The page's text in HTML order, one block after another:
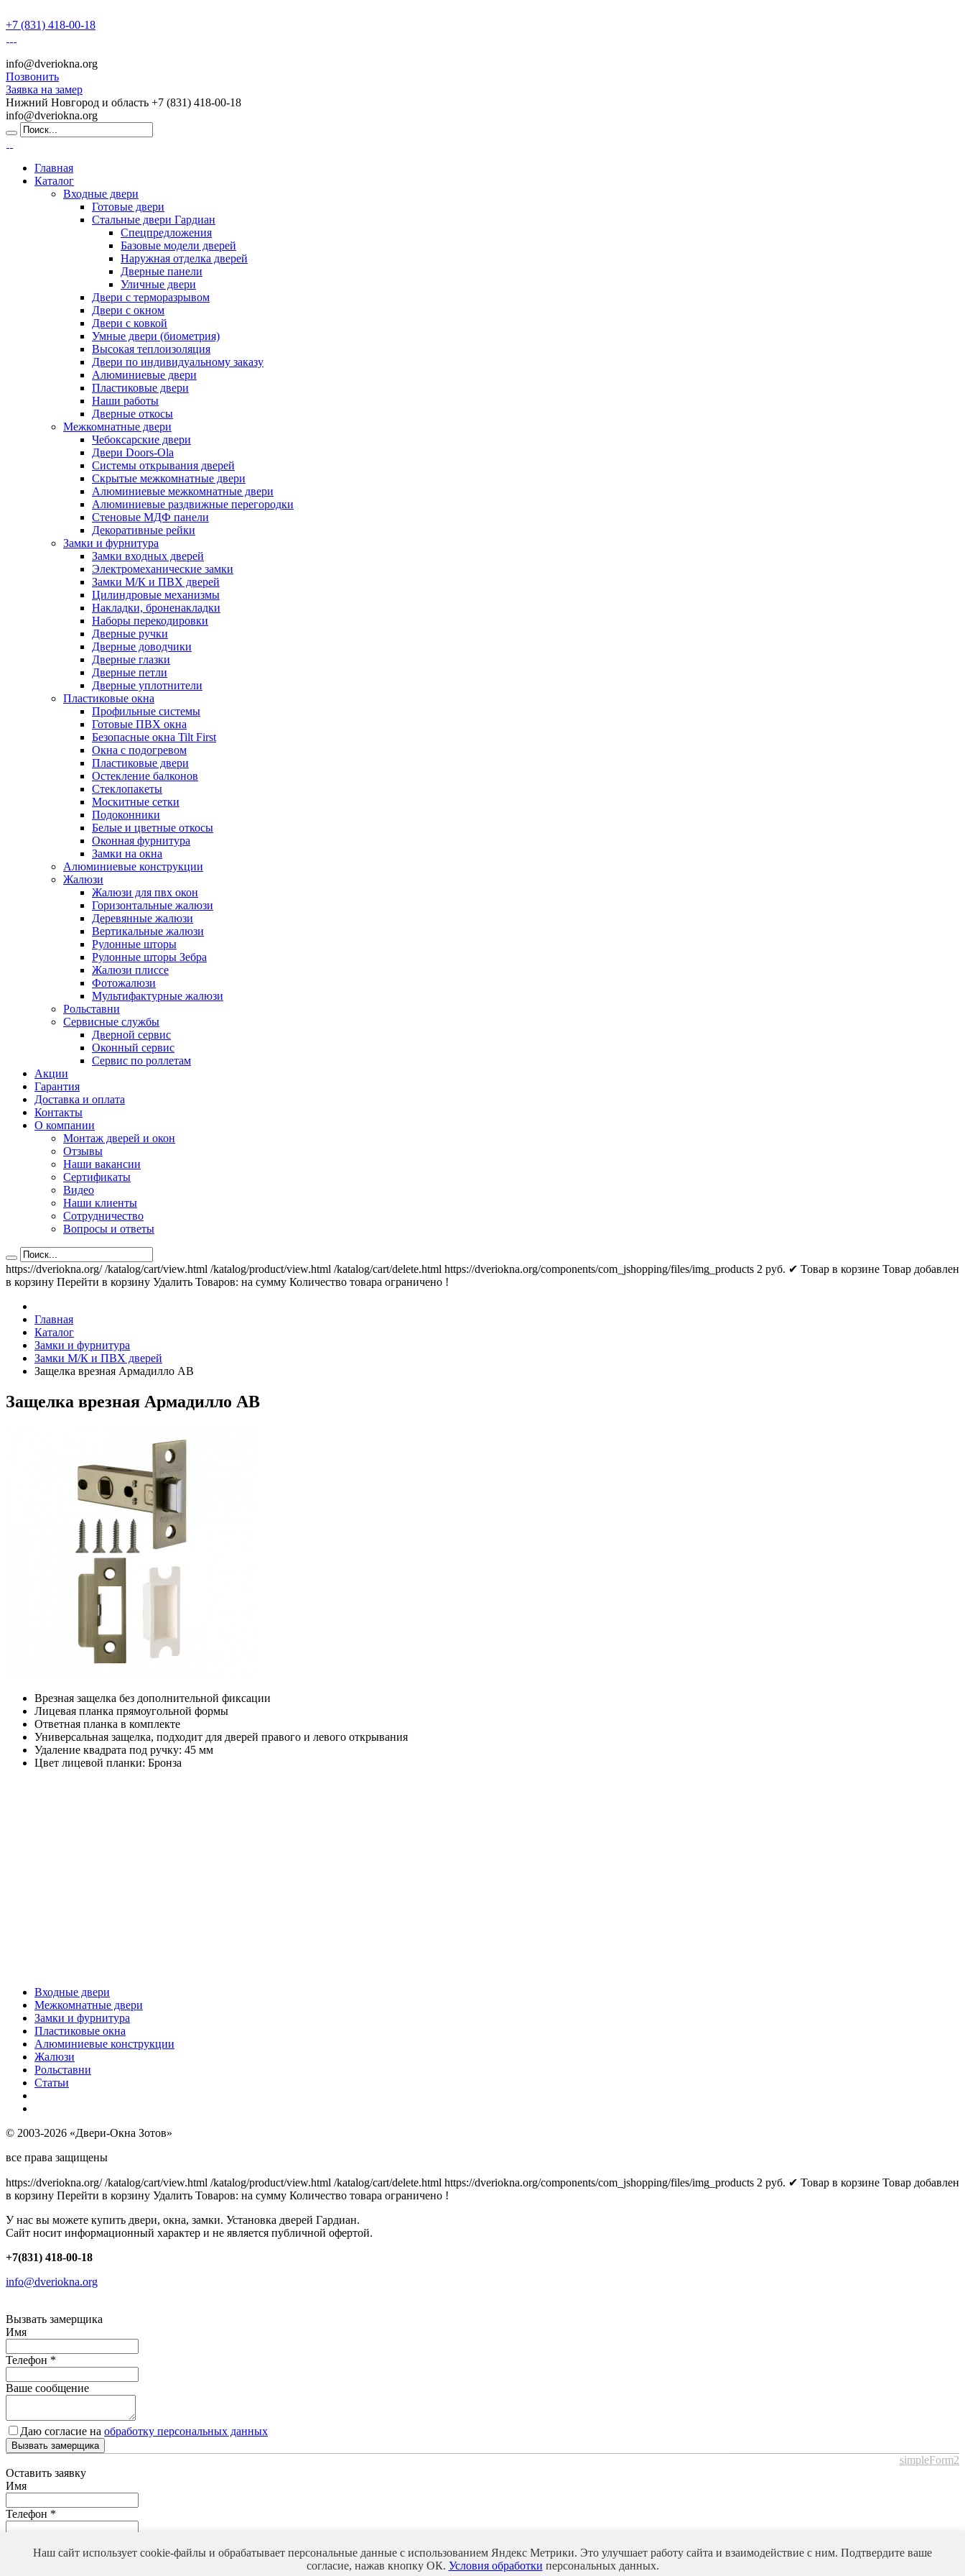
+7 (831) 418-00-18
info@dveriokna.org
Позвонить
Заявка на замер
Нижний Новгород и область +7 (831) 418-00-18
info@dveriokna.org
Главная
Каталог
Входные двери
Готовые двери
Стальные двери Гардиан
Спецпредложения
Базовые модели дверей
Наружная отделка дверей
Дверные панели
Уличные двери
Двери с терморазрывом
Двери с окном
Двери с ковкой
Умные двери (биометрия)
Высокая теплоизоляция
Двери по индивидуальному заказу
Алюминиевые двери
Пластиковые двери
Наши работы
Дверные откосы
Межкомнатные двери
Чебоксарские двери
Двери Doors-Ola
Системы открывания дверей
Скрытые межкомнатные двери
Алюминиевые межкомнатные двери
Алюминиевые раздвижные перегородки
Стеновые МДФ панели
Декоративные рейки
Замки и фурнитура
Замки входных дверей
Электромеханические замки
Замки М/К и ПВХ дверей
Цилиндровые механизмы
Накладки, броненакладки
Наборы перекодировки
Дверные ручки
Дверные доводчики
Дверные глазки
Дверные петли
Дверные уплотнители
Пластиковые окна
Профильные системы
Готовые ПВХ окна
Безопасные окна Tilt First
Окна с подогревом
Пластиковые двери
Остекление балконов
Стеклопакеты
Москитные сетки
Подоконники
Белые и цветные откосы
Оконная фурнитура
Замки на окна
Алюминиевые конструкции
Жалюзи
Жалюзи для пвх окон
Горизонтальные жалюзи
Деревянные жалюзи
Вертикальные жалюзи
Рулонные шторы
Рулонные шторы Зебра
Жалюзи плиссе
Фотожалюзи
Мультифактурные жалюзи
Рольставни
Сервисные службы
Дверной сервис
Оконный сервис
Сервис по роллетам
Акции
Гарантия
Доставка и оплата
Контакты
О компании
Монтаж дверей и окон
Отзывы
Наши вакансии
Сертификаты
Видео
Наши клиенты
Сотрудничество
Вопросы и ответы
https://dveriokna.org/ /katalog/cart/view.html /katalog/product/view.html /katalog/cart/delete.html https://dveriokna.org/components/com_jshopping/files/img_products 2 руб. ✔ Товар в корзине Товар добавлен
в корзину Перейти в корзину Удалить Товаров: на сумму Количество товара ограничено !
Главная
Каталог
Замки и фурнитура
Замки М/К и ПВХ дверей
Защелка врезная Армадилло AB
Защелка врезная Армадилло AB
Врезная защелка без дополнительной фиксации
Лицевая планка прямоугольной формы
Ответная планка в комплекте
Универсальная защелка, подходит для дверей правого и левого открывания
Удаление квадрата под ручку: 45 мм
Цвет лицевой планки: Бронза
Входные двери
Межкомнатные двери
Замки и фурнитура
Пластиковые окна
Алюминиевые конструкции
Жалюзи
Рольставни
Статьи
© 2003-2026 «Двери-Окна Зотов»
все права защищены
https://dveriokna.org/ /katalog/cart/view.html /katalog/product/view.html /katalog/cart/delete.html https://dveriokna.org/components/com_jshopping/files/img_products 2 руб. ✔ Товар в корзине Товар добавлен
в корзину Перейти в корзину Удалить Товаров: на сумму Количество товара ограничено !
У нас вы можете купить двери, окна, замки. Установка дверей Гардиан.
Сайт носит информационный характер и не является публичной офертой.
+7(831) 418-00-18
info@dveriokna.org
Вызвать замерщика
Имя
Телефон *
Ваше сообщение
Даю согласие на обработку персональных данных
Вызвать замерщика
simpleForm2
Оставить заявку
Имя
Телефон *
Наш сайт использует cookie-файлы и обрабатывает персональные данные с использованием Яндекс Метрики. Это улучшает работу сайта и взаимодействие с ним. Подтвердите ваше
согласие, нажав кнопку ОК. Условия обработки персональных данных.